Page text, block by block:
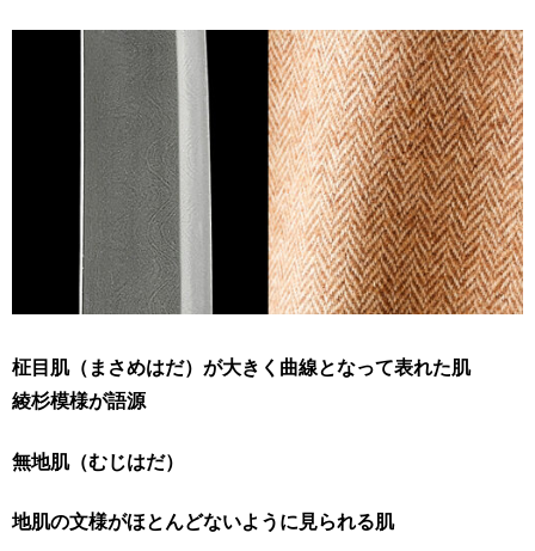
柾目肌（まさめはだ）が大きく曲線となって表れた肌
綾杉模様が語源
無地肌（むじはだ）
地肌の文様がほとんどないように見られる肌